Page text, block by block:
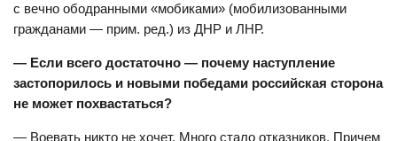
с вечно ободранными «мобиками» (мобилизованными
гражданами — прим. ред.) из ДНР и ЛНР.
— Если всего достаточно — почему наступление
застопорилось и новыми победами российская сторона
не может похвастаться?
— Воевать никто не хочет. Много стало отказников. Причем